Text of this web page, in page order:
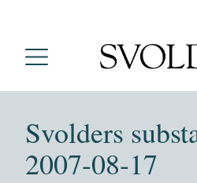
Svolders
2007-08-17